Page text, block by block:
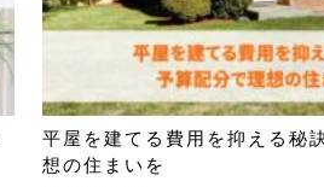
平屋を建てる費用を抑える秘
想の住まいを